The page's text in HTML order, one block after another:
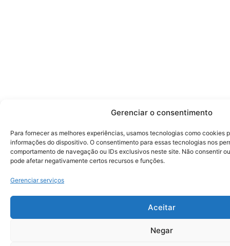
Gerenciar o consentimento
Para fornecer as melhores experiências, usamos tecnologias como cookies
informações do dispositivo. O consentimento para essas tecnologias nos
comportamento de navegação ou IDs exclusivos neste site. Não consentir
pode afetar negativamente certos recursos e funções.
Gerenciar serviços
Aceitar
Negar